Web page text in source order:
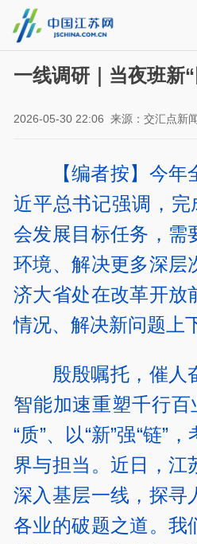
一线调研｜当夜班新
2026-05-30 22:06 来源：交汇点新
【编者按】今
近平总书记强调，完
会发展目标任务，需
环境、解决更多深层
济大省处在改革开放
情况、解决新问题上
殷殷嘱托，催人
智能加速重塑千行百
“质”、以“新”强“链”
界与担当。近日，江
深入基层一线，探寻
各业的破题之道。我